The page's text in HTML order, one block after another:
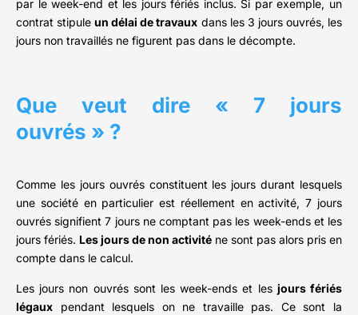
par le week-end et les jours fériés inclus. Si par exemple, un
contrat stipuleun délai de travaux dans les 3 jours ouvrés, les
jours non travaillés ne figurent pas dans le décompte.
Que veut dire « 7 jours
ouvrés » ?
Comme les jours ouvrés constituent les jours durant lesquels
une société en particulier est réellement en activité, 7 jours
ouvrés signifient 7 jours ne comptant pas les week-ends et les
jours fériés. Les jours de non activité ne sont pas alors pris en
compte dans le calcul.
Les jours non ouvrés sont les week-ends et les jours fériés
légaux pendant lesquels on ne travaille pas. Ce sont la